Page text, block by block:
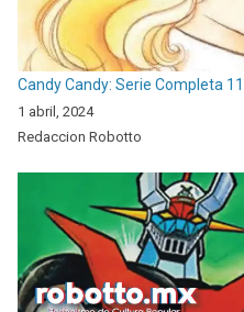
Candy Candy: Serie Completa
1 abril, 2024
Redaccion Robotto